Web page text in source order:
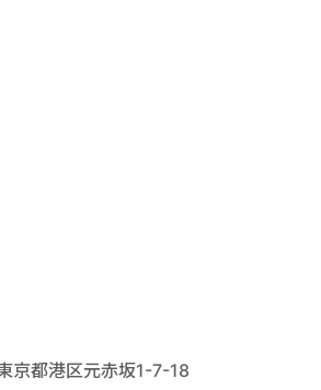
京都港区元赤坂1-7-18